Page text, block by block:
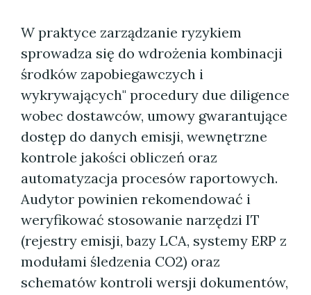
W praktyce zarządzanie ryzykiem
sprowadza się do wdrożenia kombinacji
środków zapobiegawczych i
wykrywających" procedury due diligence
wobec dostawców, umowy gwarantujące
dostęp do danych emisji, wewnętrzne
kontrole jakości obliczeń oraz
automatyzacja procesów raportowych.
Audytor powinien rekomendować i
weryfikować stosowanie narzędzi IT
(rejestry emisji, bazy LCA, systemy ERP z
modułami śledzenia CO2) oraz
schematów kontroli wersji dokumentów,